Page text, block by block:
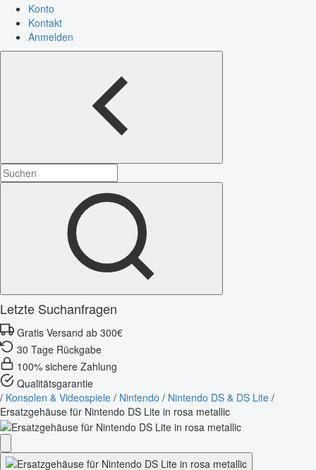
Konto
Kontakt
Anmelden
Letzte Suchanfragen
Gratis Versand ab 300€
30 Tage Rückgabe
100% sichere Zahlung
Qualitätsgarantie
/ Konsolen & Videospiele / Nintendo / Nintendo DS & DS Lite /
Ersatzgehäuse für Nintendo DS Lite in rosa metallic